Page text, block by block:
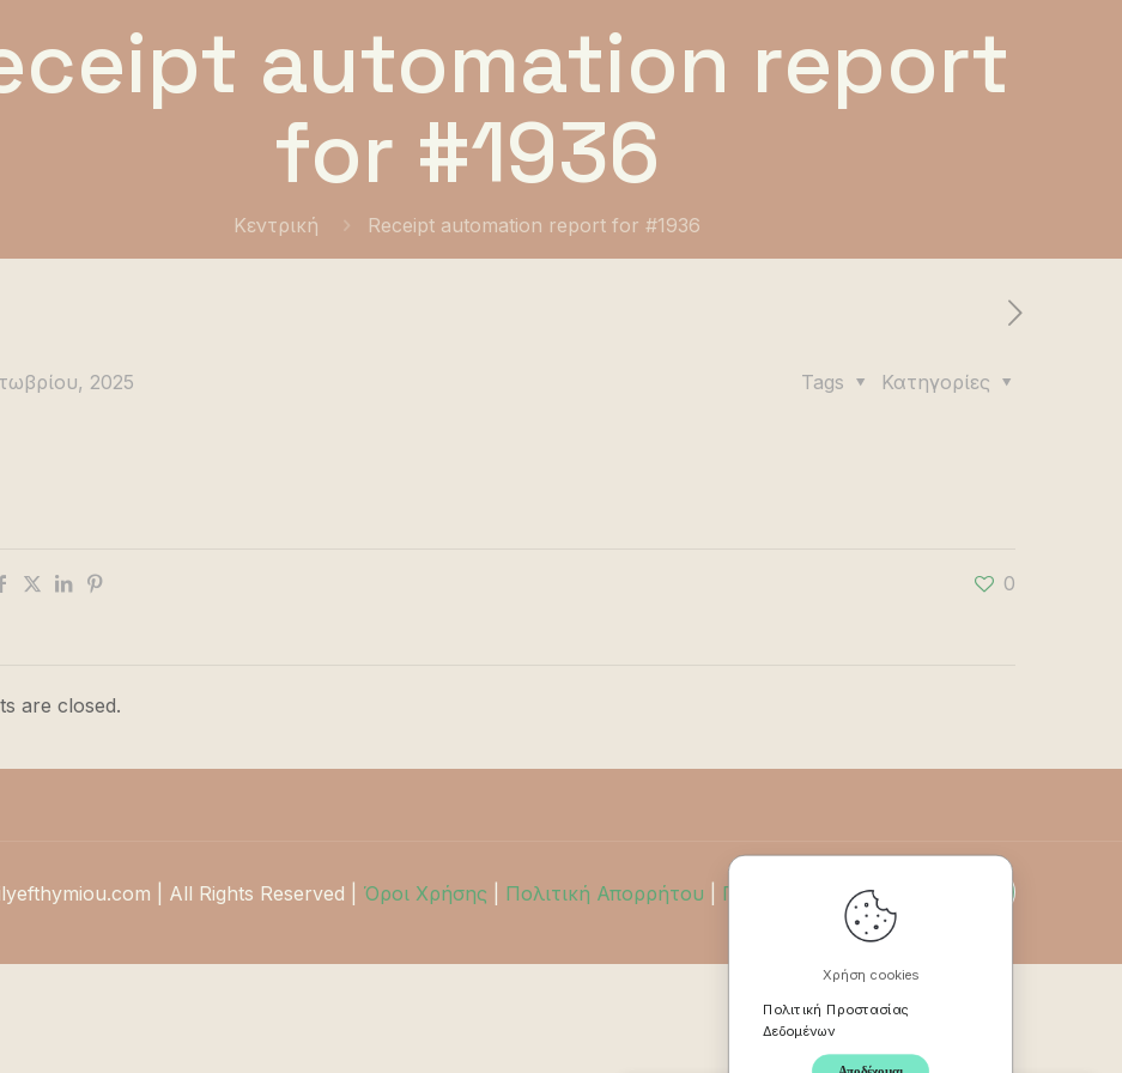
automation report
for #1936
Κεντρική Receipt automation report for #1936
2025 Κατηγορίες
Tags
0
are closed.
| All Rights Reserved | Όροι Χρήσης Πολιτική Απορρήτου Πολιτική Επιστροφών
Χρήση cookies
Πολιτική Προστασίας
Δεδομένων
Αποδέχομαι